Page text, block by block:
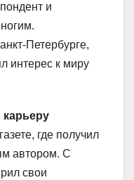
и
Петербурге,
интерес к миру
где получил
автором. С
свои